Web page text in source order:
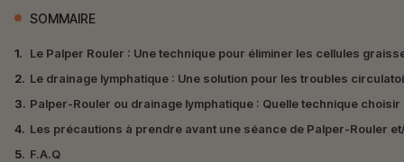
SOMMAIRE
1.
Le Palper Rouler : Une technique pour éliminer les cellules
2. Le drainage lymphatique : Une solution pour les troubles
3. Palper-Rouler ou drainage lymphatique : Quelle technique
4. Les précautions à prendre avant une séance de Palper-Rouler
5. F.A.Q